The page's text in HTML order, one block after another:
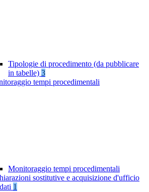
Tipologie di procedimento (da pubblicare
in tabelle) 3
tempi procedimentali
Monitoraggio tempi procedimentali
sostitutive e acquisizione d'ufficio
1